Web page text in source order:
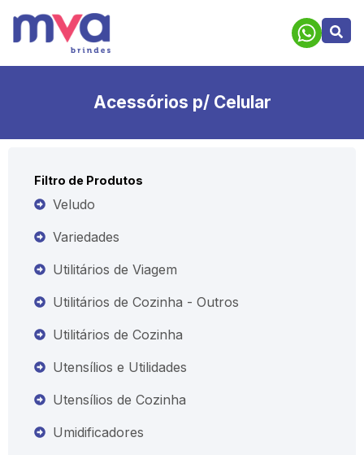
Acessórios p/ Celular
Filtro de Produtos
Veludo
Variedades
Utilitários de Viagem
Utilitários de Cozinha - Outros
Utilitários de Cozinha
Utensílios e Utilidades
Utensílios de Cozinha
Umidificadores